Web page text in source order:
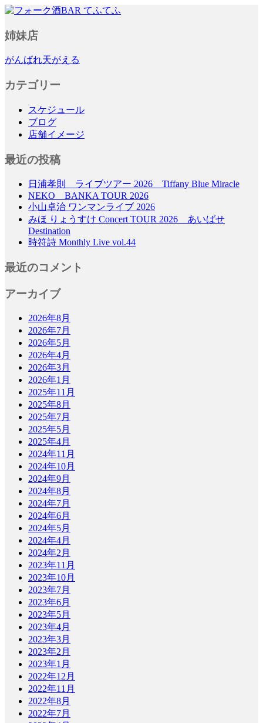
姉妹店
がんばれ天がえる
カテゴリー
スケジュール
ブログ
店舗イメージ
最近の投稿
日浦孝則 ライブツアー 2026 Tiffany Blue Miracle
NEKO BANKA TOUR 2026
小山卓治 ワンマンライブ 2026
みほ りょうすけ Concert TOUR 2026 あいばせ
Destination
時符詩 Monthly Live vol.44
最近のコメント
アーカイブ
2026年8月
2026年7月
2026年5月
2026年4月
2026年3月
2026年1月
2025年11月
2025年8月
2025年7月
2025年5月
2025年4月
2024年11月
2024年10月
2024年9月
2024年8月
2024年7月
2024年6月
2024年5月
2024年4月
2024年2月
2023年11月
2023年10月
2023年7月
2023年6月
2023年5月
2023年4月
2023年3月
2023年2月
2023年1月
2022年12月
2022年11月
2022年8月
2022年7月